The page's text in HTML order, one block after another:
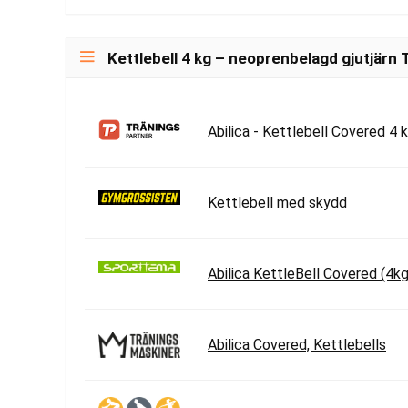
Kettlebell 4 kg – neoprenbelagd gjutjärn
Abilica - Kettlebell Covered 4
Kettlebell med skydd
Abilica KettleBell Covered
Abilica Covered, Kettlebells